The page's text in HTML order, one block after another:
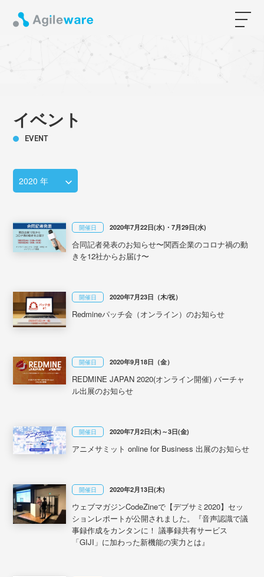
イベント
EVENT
開催日 2020年7月22日(水)・7月29日(水)
合同記者発表のお知らせ〜関西企業のコロナ禍の動
きを12社からお届け〜
開催日 2020年7月23日（木/祝）
Redmineパッチ会（オンライン）のお知らせ
開催日 2020年9月18日（金）
REDMINE JAPAN 2020(オンライン開催) バーチャ
ル出展のお知らせ
開催日 2020年7月2日(木)～3日(金)
アニメサミット online for Business 出展のお知らせ
開催日 2020年2月13日(木)
ウェブマガジンCodeZineで【デブサミ2020】セッ
ションレポートが公開されました。『音声認識で議
事録作成をカンタンに！ 議事録共有サービス
「GIJI」に加わった新機能の実力とは』